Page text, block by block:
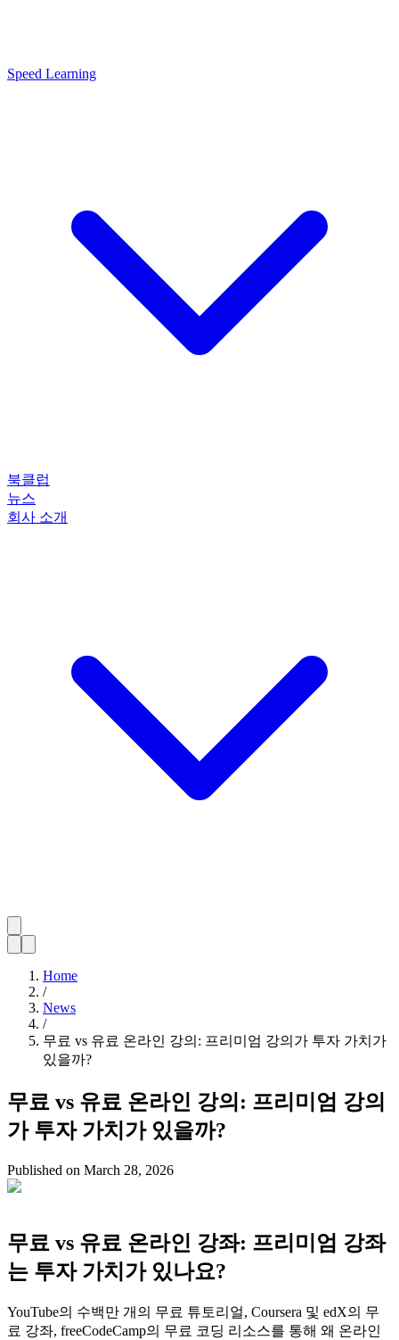
Speed Learning
북클럽
뉴스
회사 소개
Home
/
News
/
무료 vs 유료 온라인 강의: 프리미엄 강의가 투자 가치가
있을까?
무료 vs 유료 온라인 강의: 프리미엄 강의
가 투자 가치가 있을까?
Published on March 28, 2026
무료 vs 유료 온라인 강좌: 프리미엄 강좌
는 투자 가치가 있나요?
YouTube의 수백만 개의 무료 튜토리얼, Coursera 및 edX의 무
료 강좌, freeCodeCamp의 무료 코딩 리소스를 통해 왜 온라인